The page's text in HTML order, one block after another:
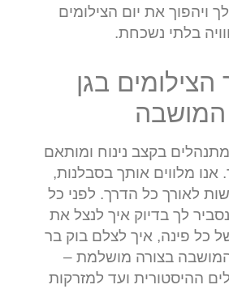
ויהפוך את יום הצילומים
בלתי נשכחת.
בגן
המושבה
בקצב נינוח ומותאם
אנו מלווים אותך בסבלנות,
לאורך כל הדרך. לפני כל
לך בדיוק איך לנצל את
כל פינה, איך לצלם בוק בר
המושבה בצורה מושלמת –
ההיסטורית ועד למזרקות